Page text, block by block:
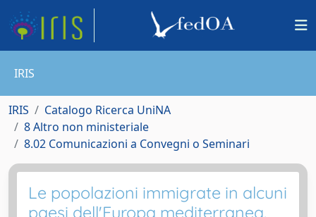
IRIS
IRIS
Catalogo Ricerca UniNA
8 Altro non ministeriale
8.02 Comunicazioni a Convegni o Seminari
Le popolazioni immigrate in alcuni
paesi dell'Europa mediterranea.